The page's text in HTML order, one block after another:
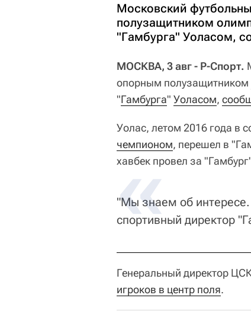
Московский
полузащитником
"Гамбурга" Уоласом,
МОСКВА, 3 авг - Р-Спорт.
опорным полузащитником
"Гамбурга" Уоласом,
Уолас, летом 2016 года в
чемпионом, перешел в
хавбек провел за
"Мы знаем об
спортивный директор
Генеральный директор
игроков в центр поля.